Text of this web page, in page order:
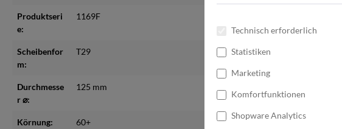
Produktseri
e:
1169F
Scheibenfor
m:
T29
Durchmesse
r ⌀:
125 mm
Körnung: 60+
Technisch erforderlich
Statistiken
Marketing
Komfortfunktionen
Shopware Analytics